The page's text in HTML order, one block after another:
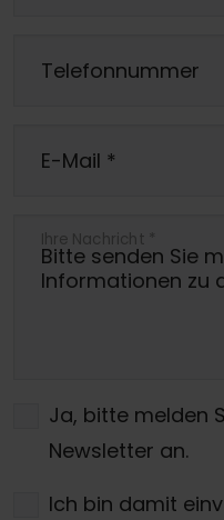
Telefonnummer
E-Mail *
Ihre Nachricht *
Ja, bitte melden
Newsletter an.
Ich bin damit